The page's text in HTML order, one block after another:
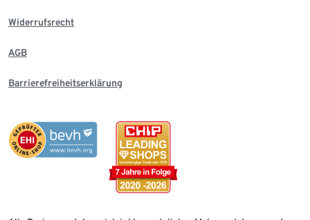
Widerrufsrecht
AGB
Barrierefreiheitserklärung